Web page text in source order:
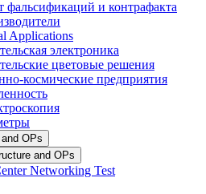
фальсификаций и контрафакта
Applications
электроника
цветовые решения
космические предприятия
OPs
and OPs
Networking Test